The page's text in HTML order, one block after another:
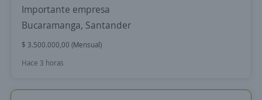
Importante empresa
Bucaramanga, Santander
$ 3.500.000,00 (Mensual)
Hace 3 horas